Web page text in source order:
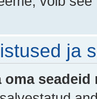
ja
oma seadeid